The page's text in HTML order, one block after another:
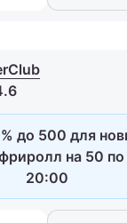
до 500 для
на 50 по
20:00